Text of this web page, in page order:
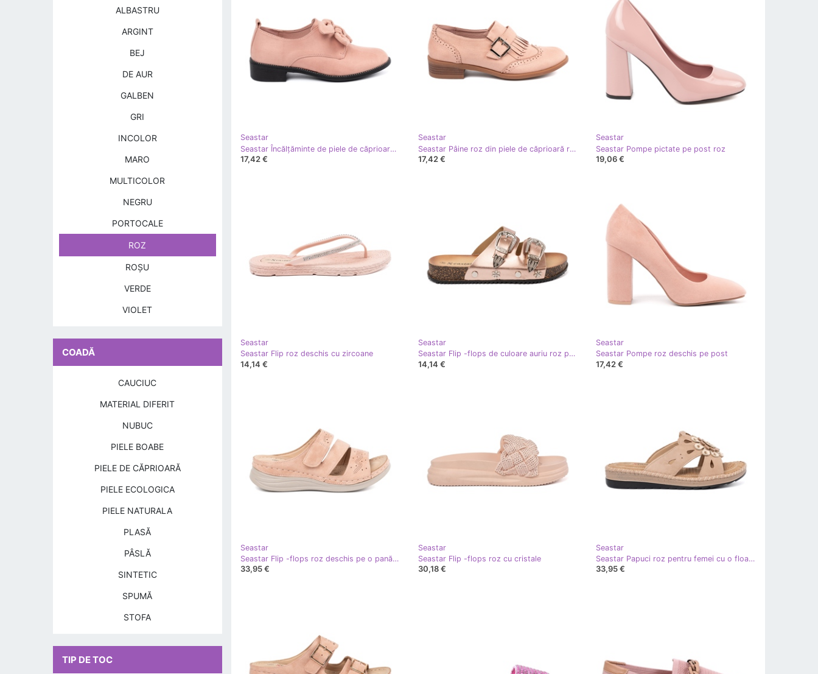
Seastar
Seastar Încălțăminte de piele de căprioară roz deschis cu un arc decorativ
17,42 €
Seastar
Seastar Pâine roz din piele de căprioară roz
17,42 €
Seastar
Seastar Pompe pictate pe post roz
19,06 €
Seastar
Seastar Flip roz deschis cu zircoane
14,14 €
Seastar
Seastar Flip -flops de culoare auriu roz pentru femei
14,14 €
Seastar
Seastar Pompe roz deschis pe post
17,42 €
Seastar
Seastar Flip -flops roz deschis pe o pană joasă
33,95 €
Seastar
Seastar Flip -flops roz cu cristale
30,18 €
Seastar
Seastar Papuci roz pentru femei cu o floare decorativă
33,95 €
ALBASTRU
ARGINT
BEJ
DE AUR
GALBEN
GRI
INCOLOR
MARO
MULTICOLOR
NEGRU
PORTOCALE
ROZ
ROŞU
VERDE
VIOLET
COADĂ
CAUCIUC
MATERIAL DIFERIT
NUBUC
PIELE BOABE
PIELE DE CĂPRIOARĂ
PIELE ECOLOGICA
PIELE NATURALA
PLASĂ
PÂSLĂ
SINTETIC
SPUMĂ
STOFA
TIP DE TOC